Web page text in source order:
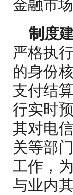
金融市
制度
严格执
的身份
支付结
行实时
其对电
关等部
工作，
与业内